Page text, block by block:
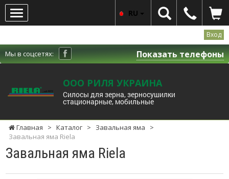
Вход
Мы в соцсетях: Показать телефоны
ООО РИЛЯ УКРАИНА
Силосы для зерна, зерносушилки
стационарные, мобильные
RU
Главная > Каталог > Завальная яма
>
Завальная яма Riela
Завальная яма Riela